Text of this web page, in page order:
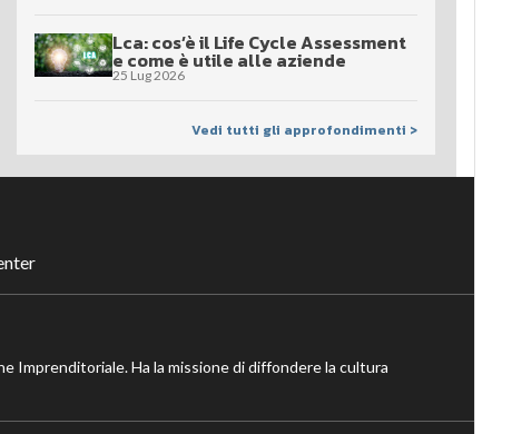
Lca: cos’è il Life Cycle Assessment
e come è utile alle aziende
25 Lug 2026
Vedi tutti gli approfondimenti >
Imprenditoriale. Ha la missione di diffondere la cultura